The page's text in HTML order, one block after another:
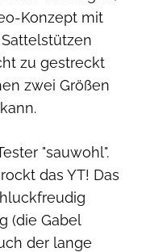
Konzept mit
zu gestreckt
zwei Größen
"sauwohl".
das YT! Das
(die Gabel
der lange